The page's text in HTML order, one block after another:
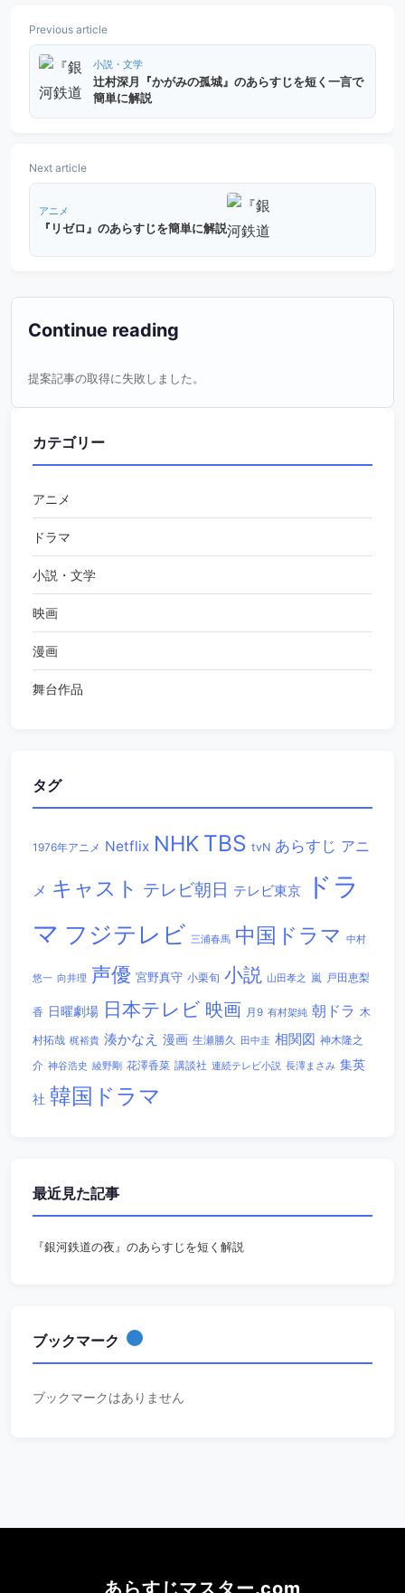
Previous article
小説・文学
辻村深月『かがみの孤城』のあらすじを短く一言で
簡単に解説
Next article
アニメ
『リゼロ』のあらすじを簡単に解説
Continue reading
提案記事の取得に失敗しました。
カテゴリー
アニメ
ドラマ
小説・文学
映画
漫画
舞台作品
タグ
1976年アニメ Netflix NHK TBS tvN あらすじ アニ
メ キャスト テレビ朝日 テレビ東京
ドラ
マ フジテレビ 三浦春馬 中国ドラマ 中村
悠一 向井理 声優 宮野真守 小栗旬 小説 山田孝之 嵐 戸田恵梨
香 日曜劇場 日本テレビ 映画 月9 有村架純 朝ドラ 木
村拓哉 梶裕貴 湊かなえ 漫画 生瀬勝久 田中圭 相関図 神木隆之
介 神谷浩史 綾野剛 花澤香菜 講談社 連続テレビ小説 長澤まさみ 集英
社 韓国ドラマ
最近見た記事
『銀河鉄道の夜』のあらすじを短く解説
ブックマーク
ブックマークはありません
あらすじマスター.com